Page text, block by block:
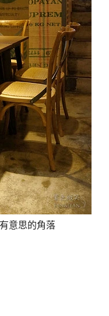
意思的角落